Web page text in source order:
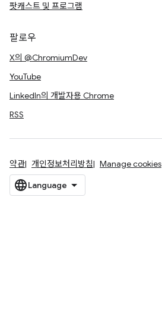
팟캐스트 및 프로그램
팔로우
X의 @ChromiumDev
YouTube
LinkedIn의 개발자용 Chrome
RSS
약관 개인정보처리방침 Manage cookies